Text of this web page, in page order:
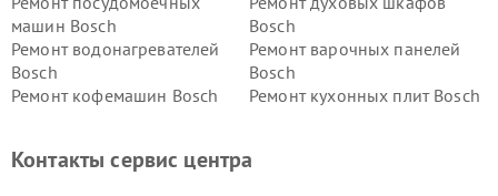
машин Bosch
Bosch
Ремонт водонагревателей
Bosch
Ремонт варочных панелей
Bosch
Ремонт кофемашин Bosch
Ремонт кухонных плит Bosch
Ремонт сушильных автоматовРемонт морозильных камер
Контакты сервис центра